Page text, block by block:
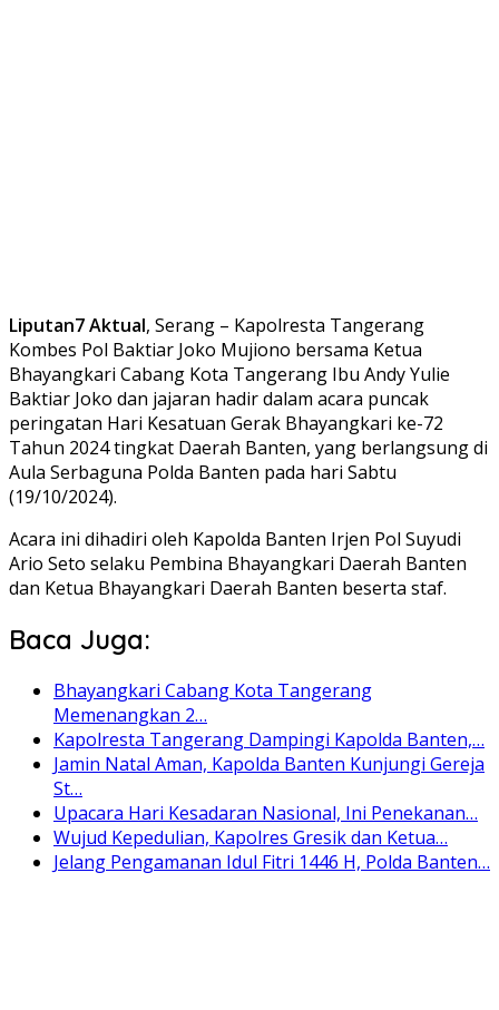
Liputan7 Aktual, Serang – Kapolresta Tangerang
Kombes Pol Baktiar Joko Mujiono bersama Ketua
Bhayangkari Cabang Kota Tangerang Ibu Andy Yulie
Baktiar Joko dan jajaran hadir dalam acara puncak
peringatan Hari Kesatuan Gerak Bhayangkari ke-72
Tahun 2024 tingkat Daerah Banten, yang berlangsung di
Aula Serbaguna Polda Banten pada hari Sabtu
(19/10/2024).
Acara ini dihadiri oleh Kapolda Banten Irjen Pol Suyudi
Ario Seto selaku Pembina Bhayangkari Daerah Banten
dan Ketua Bhayangkari Daerah Banten beserta staf.
Baca Juga:
Bhayangkari Cabang Kota Tangerang
Memenangkan 2…
Kapolresta Tangerang Dampingi Kapolda Banten,…
Jamin Natal Aman, Kapolda Banten Kunjungi Gereja
St…
Upacara Hari Kesadaran Nasional, Ini Penekanan…
Wujud Kepedulian, Kapolres Gresik dan Ketua…
Jelang Pengamanan Idul Fitri 1446 H, Polda Banten…